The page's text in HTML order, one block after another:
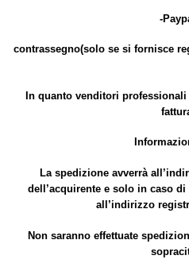
-
contrassegno(solo se si fornisce
In quanto venditori
La spedizione avverrà
dell’acquirente e solo in caso di
all’indirizzo
Non saranno effettuate